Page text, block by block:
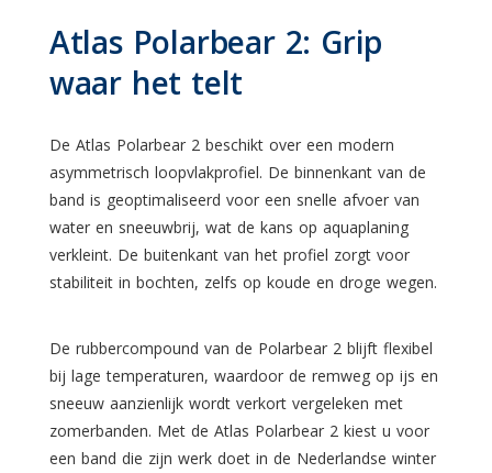
Atlas Polarbear 2: Grip
waar het telt
De Atlas Polarbear 2 beschikt over een modern
asymmetrisch loopvlakprofiel. De binnenkant van de
band is geoptimaliseerd voor een snelle afvoer van
water en sneeuwbrij, wat de kans op aquaplaning
verkleint. De buitenkant van het profiel zorgt voor
stabiliteit in bochten, zelfs op koude en droge wegen.
De rubbercompound van de Polarbear 2 blijft flexibel
bij lage temperaturen, waardoor de remweg op ijs en
sneeuw aanzienlijk wordt verkort vergeleken met
zomerbanden. Met de Atlas Polarbear 2 kiest u voor
een band die zijn werk doet in de Nederlandse winter